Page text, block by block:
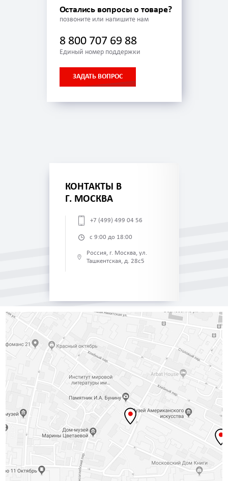
Остались вопросы о товаре?
позвоните или напишите нам
8 800 707 69 88
Единый номер поддержки
ЗАДАТЬ ВОПРОС
КОНТАКТЫ В
Г. МОСКВА
+7 (499) 499 04 56
с 9:00 до 18:00
Россия, г. Москва, ул.
Ташкентская, д. 28с5